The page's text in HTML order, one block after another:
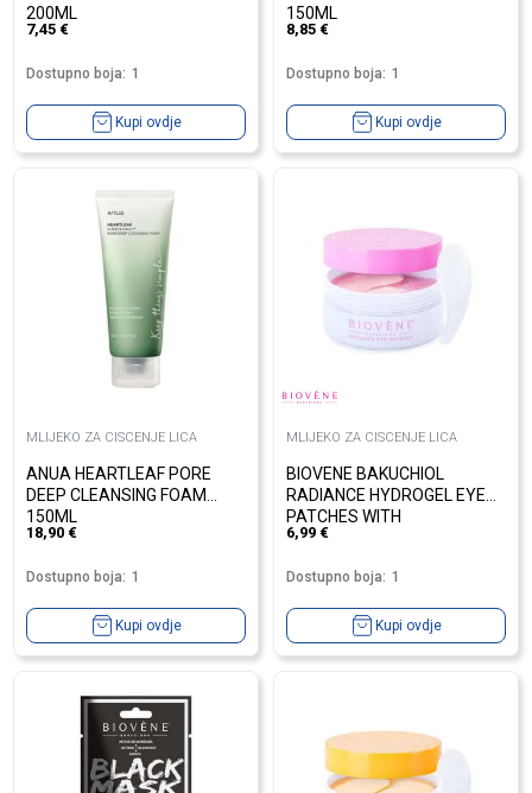
200ML
7,45 €
Dostupno boja: 1
Kupi ovdje
150ML
8,85 €
Dostupno boja: 1
Kupi ovdje
MLIJEKO ZA CISCENJE LICA
ANUA HEARTLEAF PORE
DEEP CLEANSING FOAM
150ML
18,90 €
Dostupno boja: 1
Kupi ovdje
MLIJEKO ZA CISCENJE LICA
BIOVENE BAKUCHIOL
RADIANCE HYDROGEL EYE
PATCHES WITH
BAKUCHIOL&WATERMELON
6,99 €
Dostupno boja: 1
Kupi ovdje